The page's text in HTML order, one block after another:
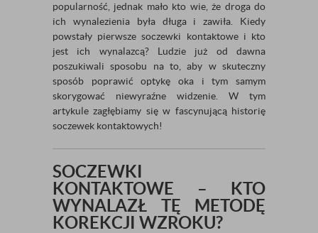
popularność, jednak mało kto wie, że droga do
ich wynalezienia była długa i zawiła. Kiedy
powstały pierwsze soczewki kontaktowe i kto
jest ich wynalazcą? Ludzie już od dawna
poszukiwali sposobu na to, aby w skuteczny
sposób poprawić optykę oka i tym samym
skorygować niewyraźne widzenie. W tym
artykule zagłębiamy się w fascynującą historię
soczewek kontaktowych!
SOCZEWKI
KONTAKTOWE – KTO
WYNALAZŁ TĘ METODĘ
KOREKCJI WZROKU?